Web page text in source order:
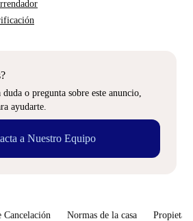
duda o pregunta sobre este anuncio,
ayudarte.
a Nuestro Equipo
Cancelación Normas de la casa